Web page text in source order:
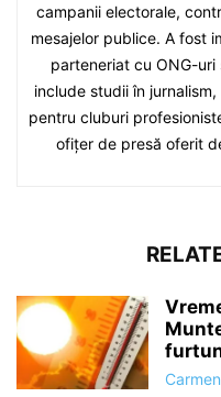
campanii electorale,
mesajelor publice. A fost
parteneriat cu ONG-uri
include studii în
pentru cluburi
ofițer de presă oferit